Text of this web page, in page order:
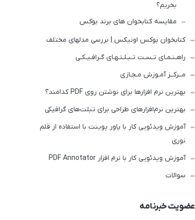
بخریم؟
مقایسه کتابخوان های برند بوکس
کتابخوان بوکس اونیکس | بررسی مدلهای مختلف
راهـنـمـای تـسـت تـبـلـتـهـای گـرافـیـکـی
مــرکــز آمـوزش مـجـازی
بهترین نرم افزارها برای نوشتن روی PDF کدامند؟
بهترین نرم‌افزارهای طراحی برای تبلت‌های گرافیکی
آموزش ویدئویی کار با پاور پوینت با استفاده از قلم
نوری
آموزش ویدئویی کار با نرم افزار PDF Annotator
سوالات
عضویت خبرنامه